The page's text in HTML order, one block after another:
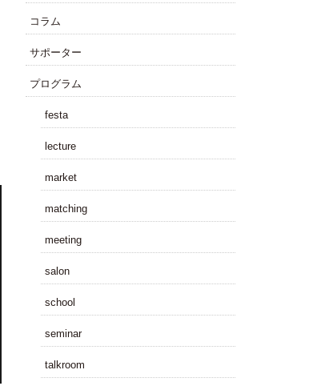
コラム
サポーター
プログラム
festa
lecture
market
matching
meeting
salon
school
seminar
talkroom